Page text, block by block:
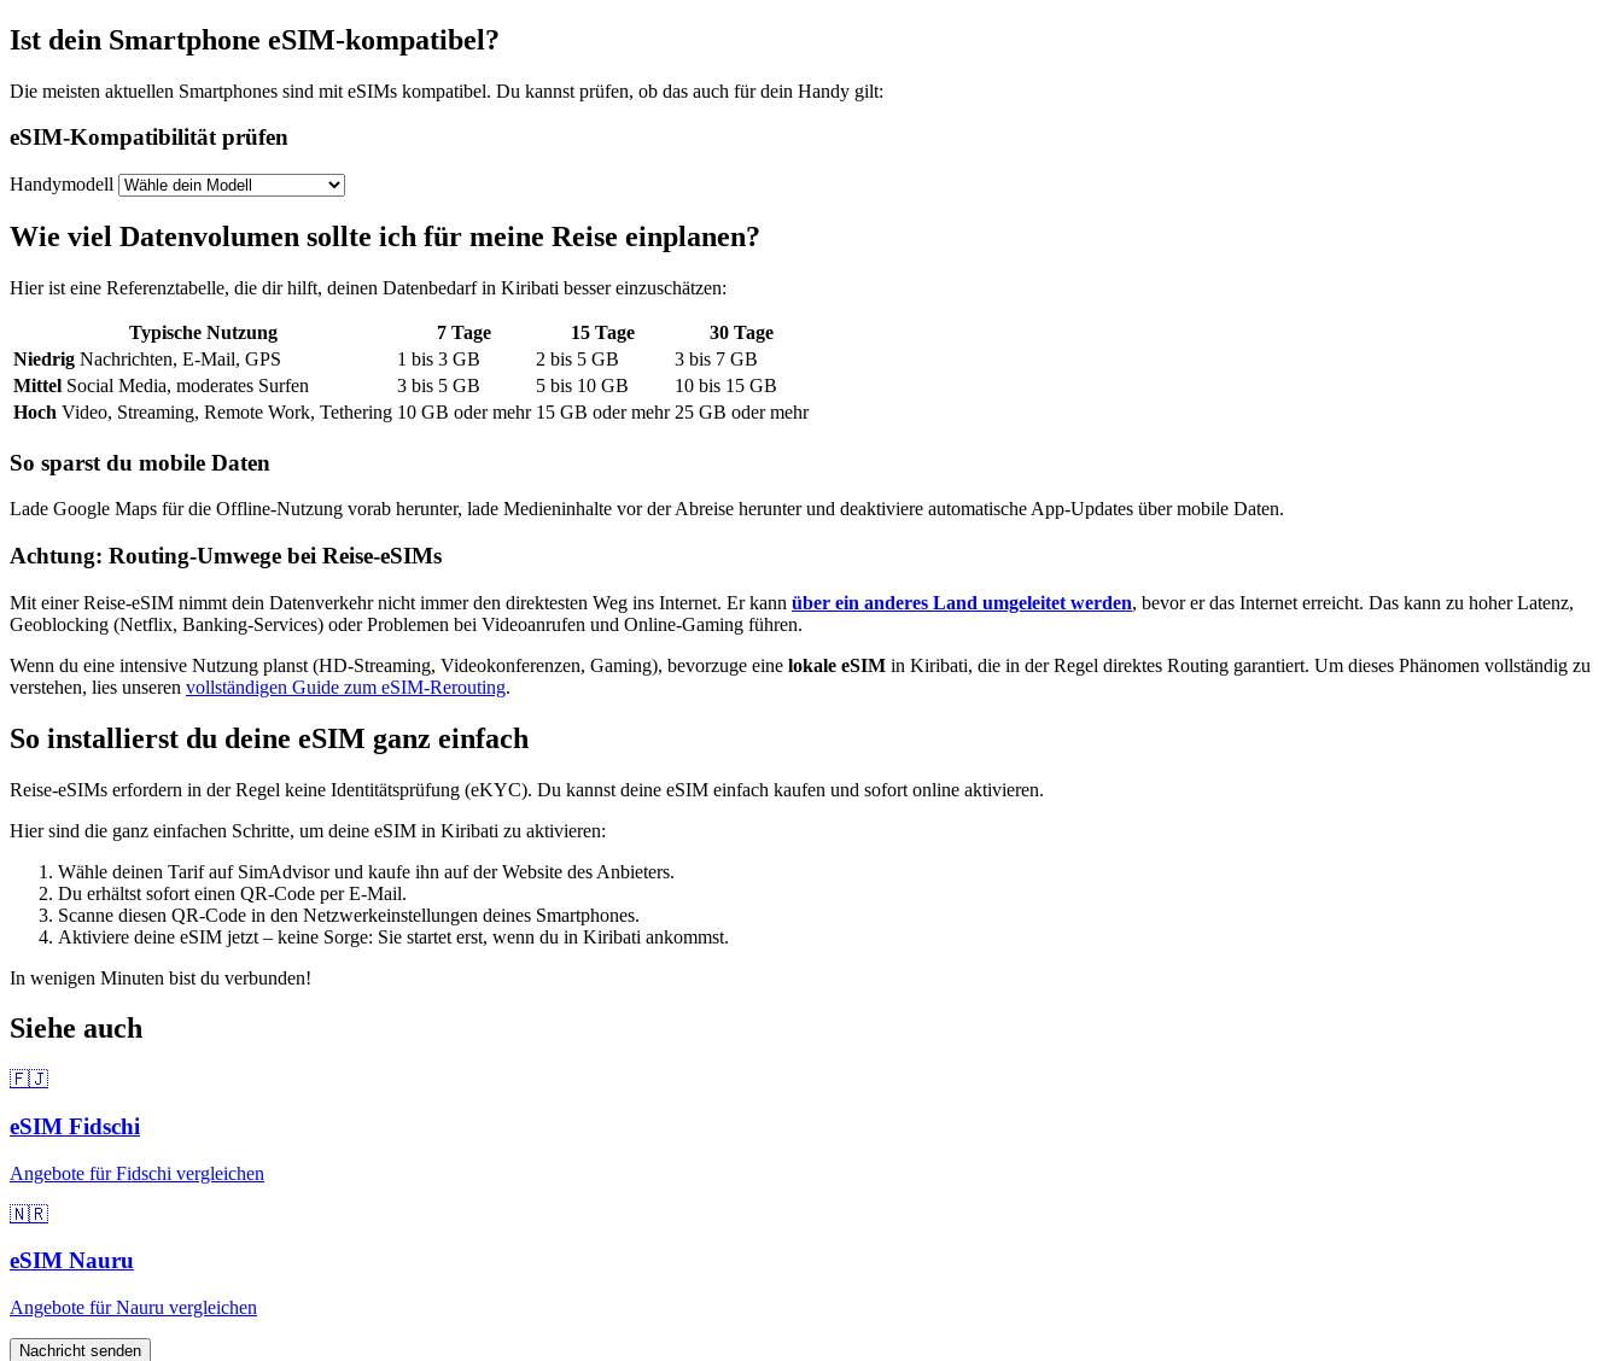
Ist dein Smartphone eSIM-kompatibel?
Die meisten aktuellen Smartphones sind mit eSIMs kompatibel. Du kannst prüfen, ob das auch für dein Handy gilt:
eSIM-Kompatibilität prüfen
Handymodell
Wie viel Datenvolumen sollte ich für meine Reise einplanen?
Hier ist eine Referenztabelle, die dir hilft, deinen Datenbedarfin Kiribati besser einzuschätzen:
Typische Nutzung 7 Tage 15 Tage 30 Tage
Niedrig Nachrichten, E-Mail, GPS 1 bis 3 GB 2 bis 5 GB 3 bis 7 GB
Mittel Social Media, moderates Surfen 3 bis 5 GB 5 bis 10 GB 10 bis 15 GB
Hoch Video, Streaming, Remote Work, Tethering 10 GB oder mehr 15 GB oder mehr 25 GB oder mehr
So sparst du mobile Daten
Lade Google Maps für die Offline-Nutzung vorab herunter, lade Medieninhalte vor der Abreise herunter und deaktiviere automatische App-Updates über mobile Daten.
Achtung: Routing-Umwege bei Reise-eSIMs
Mit einer Reise-eSIM nimmt dein Datenverkehr nicht immer den direktesten Weg ins Internet. Er kann über ein anderes Land umgeleitet werden, bevor er das Internet erreicht. Das kann zu hoher Latenz,
Geoblocking (Netflix, Banking-Services) oder Problemen bei Videoanrufen und Online-Gaming führen.
Wenn du eine intensive Nutzung planst (HD-Streaming, Videokonferenzen, Gaming), bevorzuge eine lokale eSIM in Kiribati, die in der Regel direktes Routing garantiert. Um dieses Phänomen vollständig zu
verstehen, lies unseren vollständigen Guide zum eSIM-Rerouting.
So installierst du deine eSIM ganz einfach
Reise-eSIMs erfordern in der Regel keine Identitätsprüfung (eKYC). Du kannst deine eSIM einfach kaufen und sofort online aktivieren.
Hier sind die ganz einfachen Schritte, um deine eSIM in Kiribati zu aktivieren:
Wähle deinen Tarif auf SimAdvisor und kaufe ihn auf der Website des Anbieters.
Du erhältst sofort einen QR-Code per E-Mail.
Scanne diesen QR-Code in den Netzwerkeinstellungen deines Smartphones.
Aktiviere deine eSIM jetzt – keine Sorge: Sie startet erst, wenn du in Kiribati ankommst.
In wenigen Minuten bist du verbunden!
Siehe auch
🇫🇯
eSIM Fidschi
Angebote fürFidschi vergleichen
🇳🇷
eSIM Nauru
Angebote fürNauru vergleichen
Nachricht senden